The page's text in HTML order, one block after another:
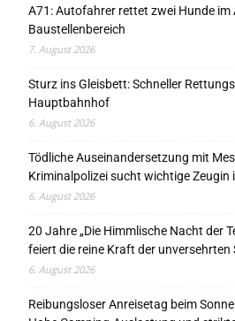
A71: Autofahrer rettet zwei Hunde im
Baustellenbereich
7. August 2026
Sturz ins Gleisbett: Schneller
Hauptbahnhof
6. August 2026
Tödliche Auseinandersetzung mit
Kriminalpolizei sucht wichtige Zeugin
6. August 2026
20 Jahre „Die Himmlische Nacht der
feiert die reine Kraft der unversehrten
6. August 2026
Reibungsloser Anreisetag beim